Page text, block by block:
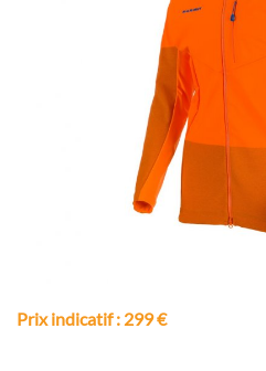
Prix indicatif: 299 €